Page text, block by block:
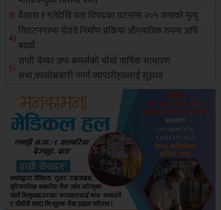
वैशाख १ गतेदेखि यता विपदका घटनामा २०५ जनाको मृत्यु
विराटनगरमा पोडवे निर्माण प्रक्रिया औपचारिक रुपमा अघि
बढ्यो
राप्ती चेम्बर अफ कमर्सको चाैथो वार्षिक साधारण
सभा,कालोबजारी नगर्न व्यापारीहरुलाई सुझाव